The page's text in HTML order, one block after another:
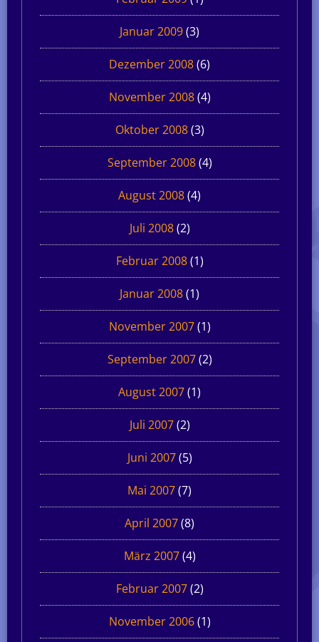
Januar 2009(3)
Dezember 2008(6)
November 2008(4)
Oktober 2008(3)
September 2008(4)
August 2008(4)
Juli 2008(2)
Februar 2008(1)
Januar 2008(1)
November 2007(1)
September 2007(2)
August 2007(1)
Juli 2007(2)
Juni 2007(5)
Mai 2007(7)
April 2007(8)
März 2007(4)
Februar 2007(2)
November 2006(1)